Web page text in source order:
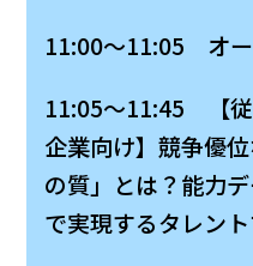
11:00～11:05 オー
11:05～11:45 【
企業向け】競争優
の質」とは？能力
で実現するタレン